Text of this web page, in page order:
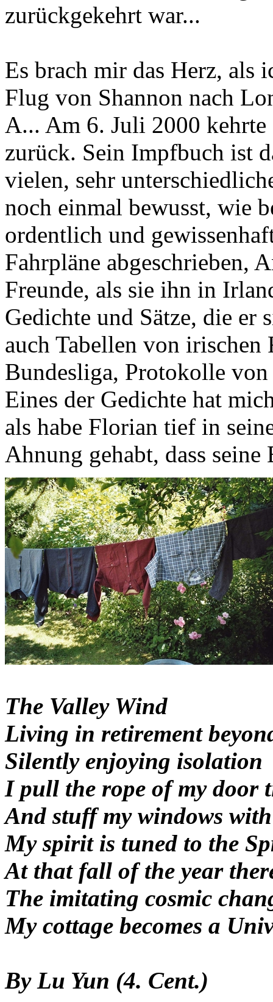
zurückgekehrt war...
Es brach mir das Herz, als
Flug von Shannon nach
A... Am 6. Juli 2000
zurück. Sein Impfbuch ist
vielen, sehr
noch einmal bewusst, wie
ordentlich und
Fahrpläne abgeschrieben,
Freunde, als sie ihn in
Gedichte und Sätze, die er
auch Tabellen von
Bundesliga, Protokolle
Eines der Gedichte hat
als habe Florian tief in
Ahnung gehabt, dass seine
The Valley Wind
Living in retirement
Silently enjoying isolation
I pull the rope of my door
And stuff my windows
My spirit is tuned to the
At that fall of the year
The imitating cosmic
My cottage becomes a
By Lu Yun (4. Cent.)